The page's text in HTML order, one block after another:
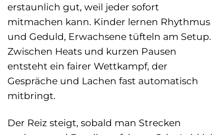
erstaunlich gut, weil jeder sofort
mitmachen kann. Kinder lernen Rhythmus
und Geduld, Erwachsene tüfteln am Setup.
Zwischen Heats und kurzen Pausen
entsteht ein fairer Wettkampf, der
Gespräche und Lachen fast automatisch
mitbringt.
Der Reiz steigt, sobald man Strecken